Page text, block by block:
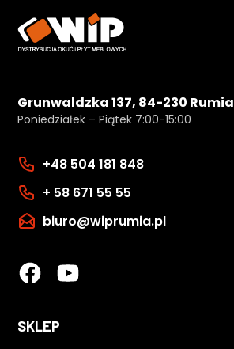
Grunwaldzka 137, 84-230 Rumia
Poniedziałek – Piątek 7:00-15:00
+48 504 181 848
+ 58 671 55 55
biuro@wiprumia.pl
SKLEP